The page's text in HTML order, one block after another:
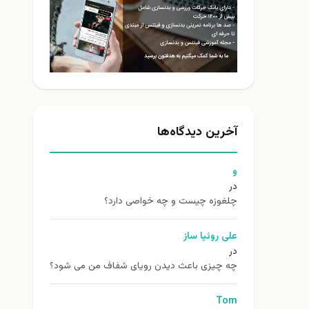
آخرین دیدگاه‌ها
و
در
چلغوزه چیست و چه خواصی دارد؟
علی روئیا ساز
در
چه چیزی باعث دیدن رویای شفاف من می شود؟
Tom